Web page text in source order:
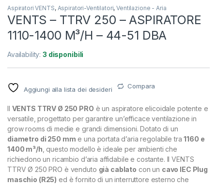
Aspiratori VENTS, Aspiratori-Ventilatori,Ventilazione - Aria
VENTS – TTRV 250 – ASPIRATORE
1110-1400 M³/H – 44-51 DBA
Availability:3 disponibili
Aggiungi alla lista dei desideri Compara
Il VENTS TTRV Ø 250 PRO è un aspiratore elicoidale potente e
versatile, progettato per garantire un’efficace ventilazione in
grow rooms di medie e grandi dimensioni. Dotato di un
diametro di 250 mm e una portata d’aria regolabile tra1160 e
1400 m³/h , questo modello è ideale per ambienti che
richiedono un ricambio d’aria affidabile e costante. Il VENTS
TTRV Ø 250 PRO è venduto già cablato con un cavo IEC Plug
maschio (R25) ed è fornito di un interruttore esterno che